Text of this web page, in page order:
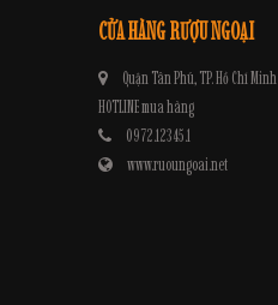
CỬA HÀNG RƯỢU NGOẠI
Quận Tân Phú, TP. Hồ Chí Minh
HOTLINE mua hàng
0972.12345.1
www.ruoungoai.net